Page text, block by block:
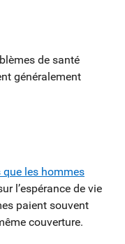
de santé
généralement
les hommes
l’espérance de vie
paient souvent
couverture.